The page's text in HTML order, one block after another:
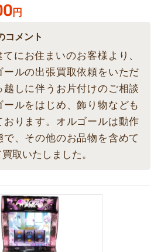
円
コメント
にお住まいのお客様より、
ールの出張買取依頼をいただ
越しに伴うお片付けのご相談
ールをはじめ、飾り物なども
おります。オルゴールは動作
で、その他のお品物を含めて
取いたしました。